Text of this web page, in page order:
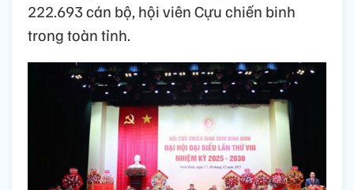
222.693 cán bộ, hội viên Cựu chiến binh
trong toàn tỉnh.